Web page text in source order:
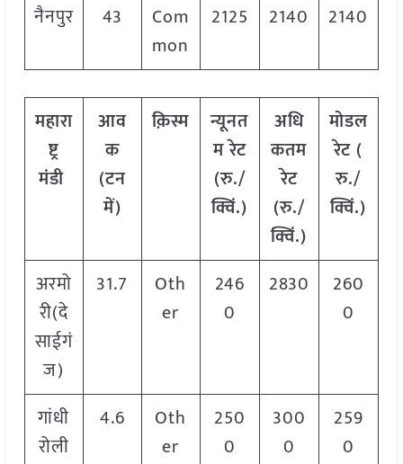
नैनपुर
43
Com
mon
2125 2140 2140
महारा
ष्ट्र
मंडी
आव
क
(टन
में)
क़िस्म
न्यूनत
म रेट
(रु./
क्विं.)
अधि
कतम
रेट
(रु./
क्विं.)
मोडल
रेट (
रु./
क्विं.)
अरमो
री(दे
साईगं
ज)
31.7
Oth
er
246
0
2830
260
0
गांधी
रोली
4.6
Oth
er
250
0
300
0
259
0